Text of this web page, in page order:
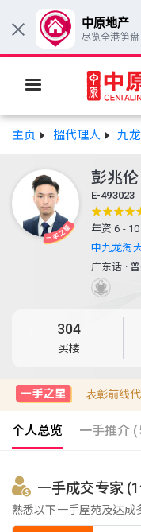
主页 搵代理人 九龙
彭兆伦
E-493023
年资 6 -
中九龙淘
广东话 ·普
304
买楼
表彰前线
个人总览 一手推介
一手成交专家
熟悉以下一手屋苑及达成
× 中原地产
尽览全港笋盘